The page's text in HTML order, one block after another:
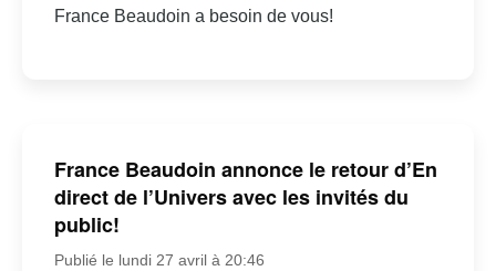
France Beaudoin a besoin de vous!
France Beaudoin annonce le retour d’En
direct de l’Univers avec les invités du
public!
Publié le lundi 27 avril à 20:46